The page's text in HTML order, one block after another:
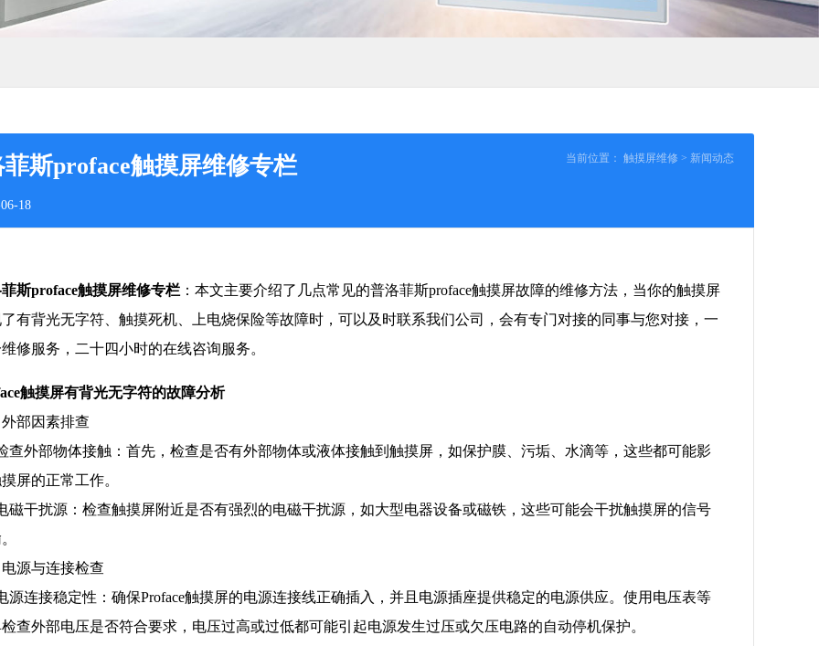
当前位置： 触摸屏维修 > 新闻动态
斯proface触摸屏维修专栏
18
斯proface触摸屏维修专栏：本文主要介绍了几点常见的普洛菲斯proface触摸屏故障的维修方法，当你的触摸屏
有背光无字符、触摸死机、上电烧保险等故障时，可以及时联系我们公司，会有专门对接的同事与您对接，一
修服务，二十四小时的在线咨询服务。
触摸屏有背光无字符的故障分析
部因素排查
查外部物体接触：首先，检查是否有外部物体或液体接触到触摸屏，如保护膜、污垢、水滴等，这些都可能影
屏的正常工作。
磁干扰源：检查触摸屏附近是否有强烈的电磁干扰源，如大型电器设备或磁铁，这些可能会干扰触摸屏的信号
源与连接检查
源连接稳定性：确保Proface触摸屏的电源连接线正确插入，并且电源插座提供稳定的电源供应。使用电压表等
查外部电压是否符合要求，电压过高或过低都可能引起电源发生过压或欠压电路的自动停机保护。